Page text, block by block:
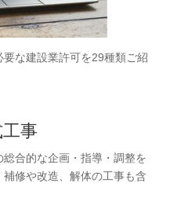
な建設業許可を29種類ご紹
事
合的な企画・指導・調整を
修や改造、解体の工事も含